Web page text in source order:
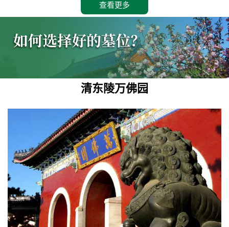
查看更多
清东陵万佛园